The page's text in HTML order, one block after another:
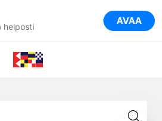
helposti AVAA